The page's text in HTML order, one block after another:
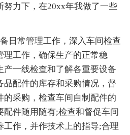
努力下，在20xx年我做了一些
日常管理工作，深入车间检查
理工作，确保生产的正常稳
产一线检查和了解各重要设备
品配件的库存和采购情况，督
的采购，检查车间自制配件的
件随用随有;检查和督促车间
工作，并作技术上的指导;合理